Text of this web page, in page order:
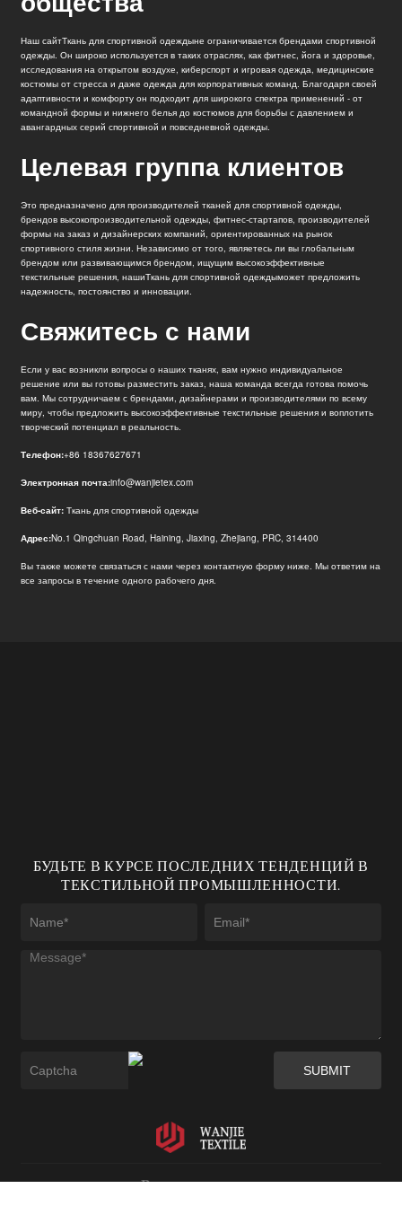
Наш сайтТкань для спортивной одеждыне ограничивается брендами спортивной
одежды. Он широко используется в таких отраслях, как фитнес, йога и здоровье,
исследования на открытом воздухе, киберспорт и игровая одежда, медицинские
костюмы от стресса и даже одежда для корпоративных команд. Благодаря своей
адаптивности и комфорту он подходит для широкого спектра применений - от
командной формы и нижнего белья до костюмов для борьбы с давлением и
авангардных серий спортивной и повседневной одежды.
Целевая группа клиентов
Это предназначено для производителей тканей для спортивной одежды,
брендов высокопроизводительной одежды, фитнес-стартапов, производителей
формы на заказ и дизайнерских компаний, ориентированных на рынок
спортивного стиля жизни. Независимо от того, являетесь ли вы глобальным
брендом или развивающимся брендом, ищущим высокоэффективные
текстильные решения, нашиТкань для спортивной одеждыможет предложить
надежность, постоянство и инновации.
Свяжитесь с нами
Если у вас возникли вопросы о наших тканях, вам нужно индивидуальное
решение или вы готовы разместить заказ, наша команда всегда готова помочь
вам. Мы сотрудничаем с брендами, дизайнерами и производителями по всему
миру, чтобы предложить высокоэффективные текстильные решения и воплотить
творческий потенциал в реальность.
Телефон:+86 18367627671
Электронная почта:info@wanjietex.com
Веб-сайт: Ткань для спортивной одежды
Адрес:No.1 Qingchuan Road, Haining, Jiaxing, Zhejiang, PRC, 314400
Вы также можете связаться с нами через контактную форму ниже. Мы ответим на
все запросы в течение одного рабочего дня.
БУДЬТЕ В КУРСЕ ПОСЛЕДНИХ ТЕНДЕНЦИЙ В
ТЕКСТИЛЬНОЙ ПРОМЫШЛЕННОСТИ.
Ваньцзе текстиль -